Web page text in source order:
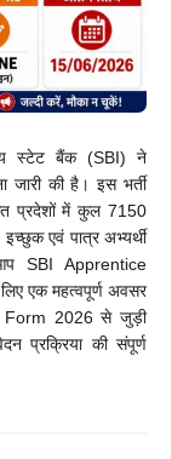
स्टेट बैंक (SBI) ने
जारी की है। इस भर्ती
प्रदेशों में कुल 7150
इच्छुक एवं पात्र अभ्यर्थी
SBI Apprentice
एक महत्वपूर्ण अवसर
2026 से जुड़ी
प्रक्रिया की संपूर्ण